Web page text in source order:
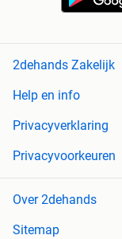
2dehands Zakelijk
Help en info
Privacyverklaring
Privacyvoorkeuren
Over 2dehands
Sitemap